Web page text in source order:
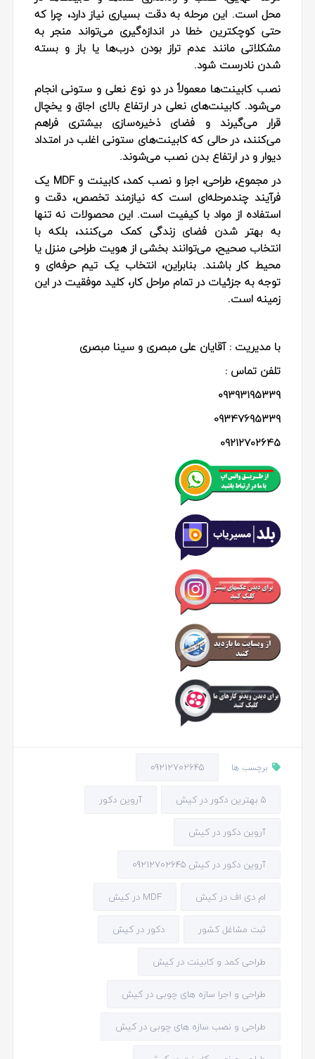
محل است. این مرحله به دقت بسیاری نیاز دارد، چرا که
حتی کوچکترین خطا در اندازه‌گیری می‌تواند منجر به
مشکلاتی مانند عدم تراز بودن درب‌ها یا باز و بسته
شدن نادرست شود.
نصب کابینت‌ها معمولاً در دو نوع نعلی و ستونیانجام
می‌شود. کابینت‌های نعلی در ارتفاع بالای اجاق و یخچال
قرار می‌گیرند و فضای ذخیره‌سازی بیشتری فراهم
می‌کنند، در حالی که کابینت‌های ستونی اغلب در امتداد
دیوار و در ارتفاع بدن نصب می‌شوند.
در مجموع، طراحی، اجرا و نصب کمد، کابینت و MDF یک
فرآیند چندمرحله‌ای است که نیازمند تخصص، دقت و
استفاده از مواد با کیفیت است. این محصولات نه تنها
به بهتر شدن فضای زندگی کمک می‌کنند، بلکه با
انتخاب صحیح، می‌توانند بخشی از هویت طراحی منزل یا
محیط کار باشند. بنابراین، انتخاب یک تیم حرفه‌ای و
توجه به جزئیات در تمام مراحل کار، کلید موفقیت در این
زمینه است.
با مدیریت : آقایان علی مبصری و سینا مبصری
تلفن تماس :
09393195339
09347695339
09212702645
برچسب ها 09212702645
5 بهترین دکور در کیش آروین دکور
آروین دکور در کیش
آروین دکور در کیش 09212702645
ام دی اف در کیش MDF در کیش
ثبت مشاغل کشور دکور در کیش
طراحی کمد و کابینت در کیش
طراحی و اجرا سازه های چوبی در کیش
طراحی و نصب سازه های چوبی در کیش